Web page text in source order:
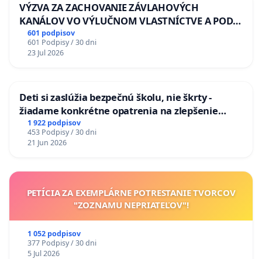
VÝZVA ZA ZACHOVANIE ZÁVLAHOVÝCH
KANÁLOV VO VÝLUČNOM VLASTNÍCTVE A POD
KONTROLOU SLOVENSKEJ REPUBLIKY & žiadosť
na riešenie zanedbaného stavu závlahových a
odvodňovacích kanálov na Slovensku
601 podpisov
601 Podpisy / 30 dni
23 Jul 2026
Deti si zaslúžia bezpečnú školu, nie škrty -
žiadame konkrétne opatrenia na zlepšenie
situácie v školstve
1 922 podpisov
453 Podpisy / 30 dni
21 Jun 2026
PETÍCIA ZA EXEMPLÁRNE POTRESTANIE TVORCOV
"ZOZNAMU NEPRIATEĽOV"!
1 052 podpisov
377 Podpisy / 30 dni
5 Jul 2026